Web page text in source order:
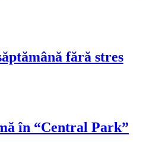
fără stres
în “Central Park”